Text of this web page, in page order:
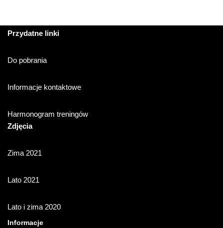
Przydatne linki
Do pobrania
Informacje kontaktowe
Harmonogram treningów
Zdjęcia
Zima 2021
Lato 2021
Lato i zima 2020
Informacje